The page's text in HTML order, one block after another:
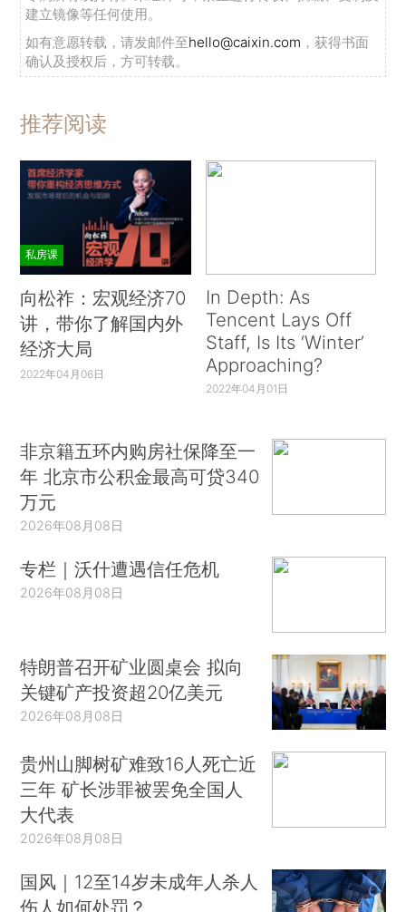
建立镜像等任何使用。
如有意愿转载，请发邮件至hello@caixin.com ，获得书面
确认及授权后，方可转载。
推荐阅读
私房课
向松祚：宏观经济70
讲，带你了解国内外
经济大局
2022年04月06日
In Depth: As
Tencent Lays Off
Staff, Is Its ‘Winter’
Approaching?
2022年04月01日
非京籍五环内购房社保降至一
年 北京市公积金最高可贷340
万元
2026年08月08日
专栏｜沃什遭遇信任危机
2026年08月08日
特朗普召开矿业圆桌会 拟向
关键矿产投资超20亿美元
2026年08月08日
贵州山脚树矿难致16人死亡近
三年 矿长涉罪被罢免全国人
大代表
2026年08月08日
国风｜12至14岁未成年人杀人
伤人如何处罚？